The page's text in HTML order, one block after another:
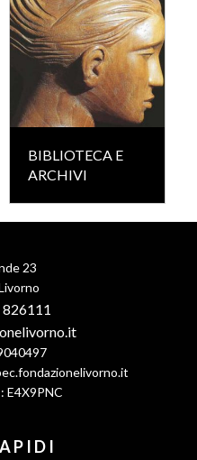
BIBLIOTECA E
ARCHIVI
23
E4X9PNC